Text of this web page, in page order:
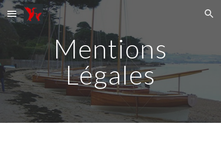
Skip to main content Skip to navigation
Mentions
Légales